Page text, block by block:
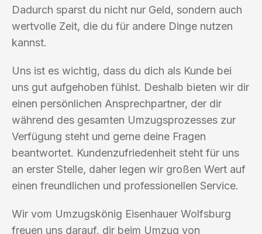
Dadurch sparst du nicht nur Geld, sondern auch
wertvolle Zeit, die du für andere Dinge nutzen
kannst.
Uns ist es wichtig, dass du dich als Kunde bei
uns gut aufgehoben fühlst. Deshalb bieten wir dir
einen persönlichen Ansprechpartner, der dir
während des gesamten Umzugsprozesses zur
Verfügung steht und gerne deine Fragen
beantwortet. Kundenzufriedenheit steht für uns
an erster Stelle, daher legen wir großen Wert auf
einen freundlichen und professionellen Service.
Wir vom Umzugskönig Eisenhauer Wolfsburg
freuen uns darauf, dir beim Umzug von